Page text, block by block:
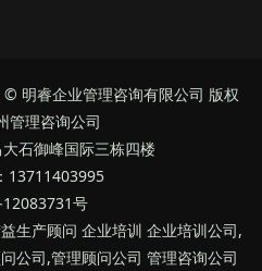
明睿企业管理咨询有限公司 版权
管理咨询公司
石御峰国际三栋四楼
13711403995
12083731号
生产顾问 企业培训 企业培训公司,
公司,管理顾问公司 管理咨询公司